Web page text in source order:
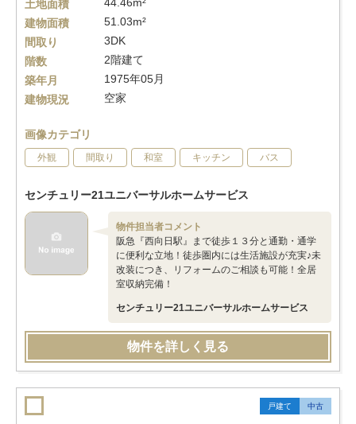
土地面積
建物面積
51.03m²
間取り
3DK
階数
2階建て
築年月
1975年05月
建物現況
空家
画像カテゴリ
外観 間取り 和室 キッチン バス
センチュリー21ユニバーサルホームサービス
物件担当者コメント
阪急『西向日駅』まで徒歩１３分と通勤・通学
に便利な立地！徒歩圏内には生活施設が充実♪未
改装につき、リフォームのご相談も可能！全居
室収納完備！
センチュリー21ユニバーサルホームサービス
物件を詳しく見る
戸建て 中古